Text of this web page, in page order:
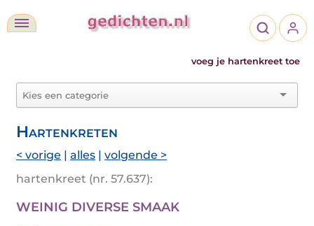
voeg je hartenkreet toe
Hartenkreten
< vorige | alles | volgende >
hartenkreet (nr. 57.637):
WEINIG DIVERSE SMAAK